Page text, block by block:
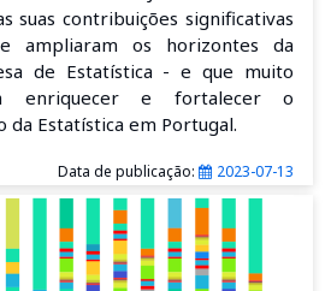
suas contribuições significativas
ampliaram os horizontes da
de Estatística - e que muito
enriquecer e fortalecer o
Estatística em Portugal.
Data de publicação: 2023-07-13